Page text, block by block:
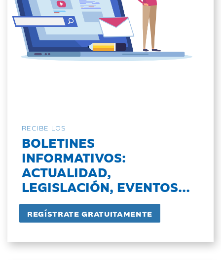
RECIBE LOS
BOLETINES
INFORMATIVOS:
ACTUALIDAD,
LEGISLACIÓN, EVENTOS...